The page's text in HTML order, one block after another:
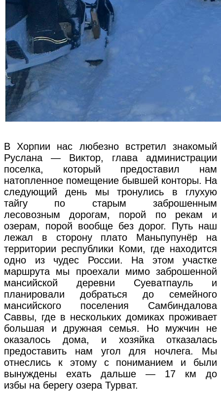
В Хорпии нас любезно встретил знакомый
Руслана — Виктор, глава администрации
поселка, который предоставил нам
натопленное помещение бывшей конторы. На
следующий день мы тронулись в глухую
тайгу по старым заброшенным
лесовозным дорогам, порой по рекам и
озерам, порой вообще без дорог. Путь наш
лежал в сторону плато Маньпупунёр на
территории республики Коми, где находится
одно из чудес России. На этом участке
маршрута мы проехали мимо заброшенной
мансийской деревни Суеватпауль и
планировали добраться до семейного
мансийского поселения Самбиндалова
Саввы, где в нескольких домиках проживает
большая и дружная семья. Но мужчин не
оказалось дома, и хозяйка отказалась
предоставить нам угол для ночлега. Мы
отнеслись к этому с пониманием и были
вынуждены ехать дальше — 17 км до
избы на берегу озера Турват.